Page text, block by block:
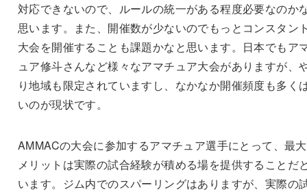
対応できないので、ルールの統一がある程度必要なのか
思います。また、開催数が少ないのでもっとコンスタン
大会を開催することも課題かなと思います。日本でもア
ュア修斗さんなど様々なアマチュア大会がありますが、
り地域も限定されていますし、なかなか開催頻度も多く
いのが現状です。
AMMACの大会に参加するアマチュア選手にとって、最
メリットは実際の試合経験が積める場を提供することだ
います。ジム内でのスパーリングはありますが、実際の